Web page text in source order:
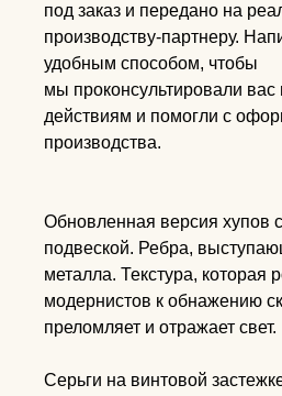
под заказ и передано на
производству-партнеру.
удобным способом, чтобы
мы проконсультировали
действиям и помогли с
производства.
Обновленная версия хупов
подвеской. Ребра,
металла. Текстура, которая
модернистов к обнажению
преломляет и отражает свет.
Серьги на винтовой